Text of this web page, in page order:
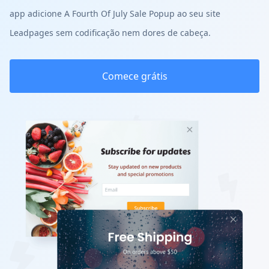
app adicione A Fourth Of July Sale Popup ao seu site
Leadpages sem codificação nem dores de cabeça.
Comece grátis